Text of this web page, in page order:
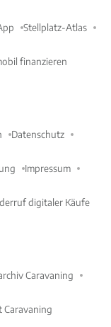
Stellplatz-Atlas
finanzieren
Datenschutz
Impressum
digitaler Käufe
Caravaning
Caravaning